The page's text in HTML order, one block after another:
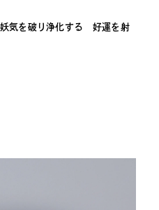
気を破り浄化する 好運を射